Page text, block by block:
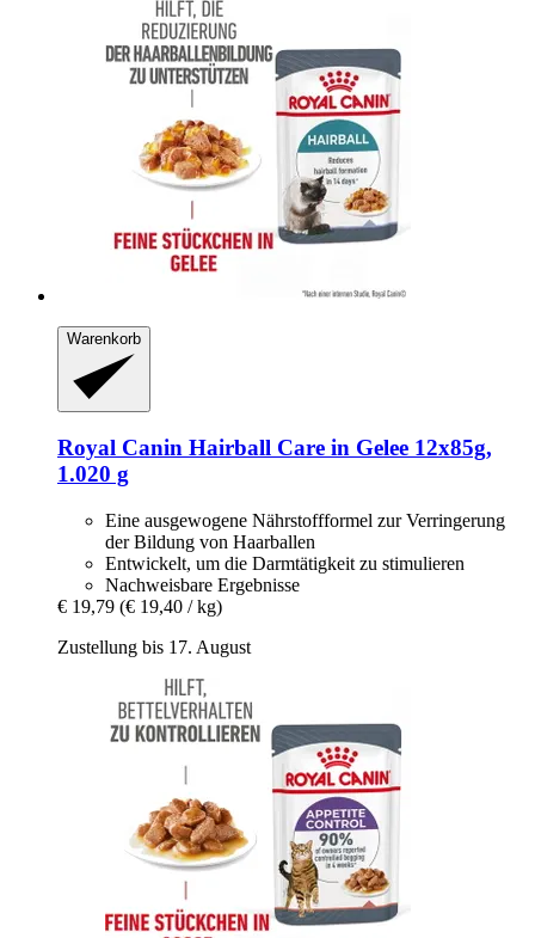
Warenkorb
Royal Canin Hairball Care in Gelee 12x85g,
1.020 g
Eine ausgewogene Nährstoffformel zur Verringerung
der Bildung von Haarballen
Entwickelt, um die Darmtätigkeit zu stimulieren
Nachweisbare Ergebnisse
€ 19,79 (€ 19,40 / kg)
Zustellung bis 17. August